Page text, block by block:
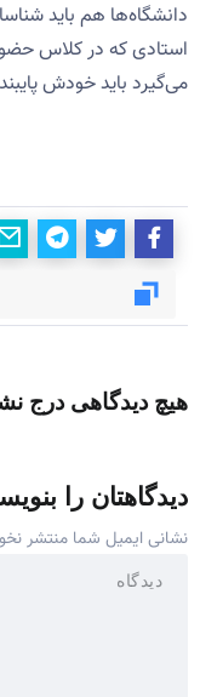
دانشگاه‌ها هم باید
استادی که در کلاس
می‌گیرد باید خودش
هیچ دیدگاهی درج
دیدگاهتان را
نشانی ایمیل شما منتشر